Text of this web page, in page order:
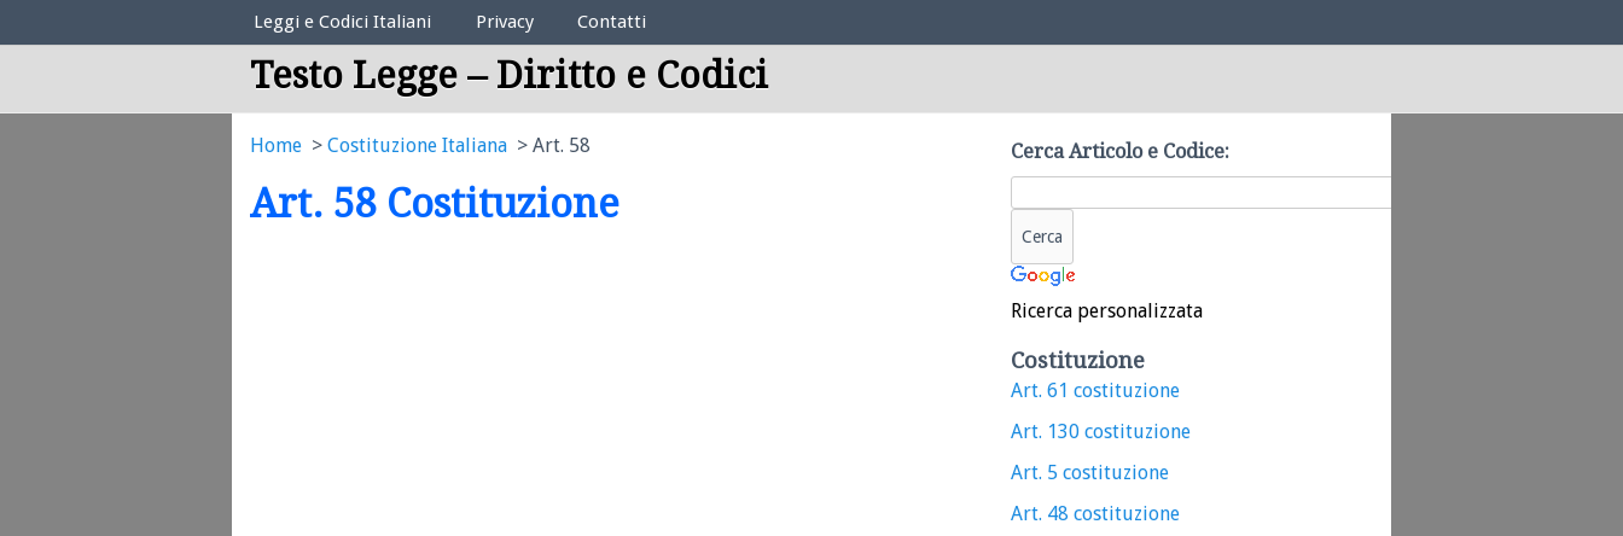
Elenco Codici Legali
Leggi e Codici Italiani Privacy Contatti
Testo Legge – Diritto e Codici
Home Costituzione Italiana Art. 58
Art. 58 Costituzione
Cerca Articolo e Codice:
Ricerca personalizzata
Costituzione
Art. 61 costituzione
Art. 130 costituzione
Art. 5 costituzione
Art. 48 costituzione